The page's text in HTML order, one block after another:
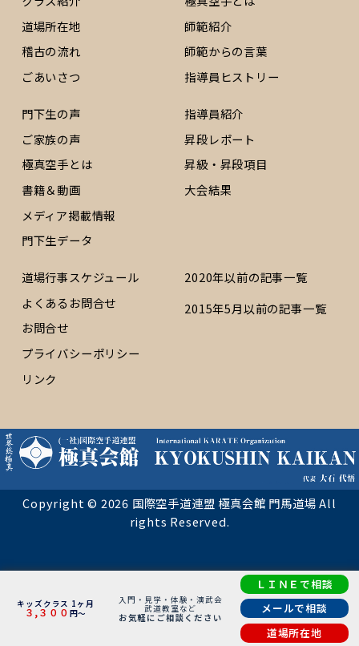
道場所在地
稽古の流れ
ごあいさつ
師範紹介
師範からの言葉
指導員ヒストリー
門下生の声
ご家族の声
極真空手とは
書籍＆動画
メディア掲載情報
門下生データ
指導員紹介
昇段レポート
昇級・昇段項目
大会結果
道場行事スケジュール
よくあるお問合せ
お問合せ
プライバシーポリシー
リンク
2020年以前の記事一覧
2015年5月以前の記事一覧
Copyright © 2026 国際空手道連盟 極真会館 門馬道場 All
rights Reserved.
キッズクラス 1ヶ月
３,３００ 円～
入門・見学・体験・演武会
武道教室など
お気軽にご相談ください
ＬＩＮＥで相談
メールで相談
道場所在地